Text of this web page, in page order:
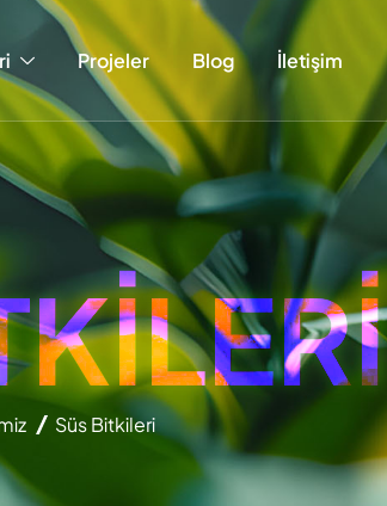
Projeler Blog İletişim
KİLERİ
Süs Bitkileri